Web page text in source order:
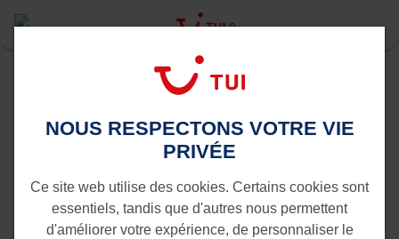
Rotterdam
Marrakech vers Rotterdam
Vols de Marrakech vers
NOUS RESPECTONS VOTRE VIE
PRIVÉE
Ce site web utilise des cookies. Certains cookies sont
essentiels, tandis que d'autres nous permettent
d'améliorer votre expérience, de personnaliser le